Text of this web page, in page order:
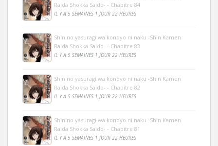
Raida Shokka Saido- - Chapitre 84
IL Y A 5 SEMAINES 1 JOUR 22 HEURES
Shin no yasuragi wa konoyo ni naku -Shin Kamen
Raida Shokka Saido- - Chapitre 83
IL Y A 5 SEMAINES 1 JOUR 22 HEURES
Shin no yasuragi wa konoyo ni naku -Shin Kamen
Raida Shokka Saido- - Chapitre 82
IL Y A 5 SEMAINES 1 JOUR 22 HEURES
Shin no yasuragi wa konoyo ni naku -Shin Kamen
Raida Shokka Saido- - Chapitre 81
IL Y A 5 SEMAINES 1 JOUR 22 HEURES